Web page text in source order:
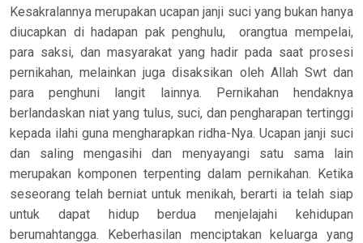
Kesakralannya merupakan ucapan janji suci yang bukan hanya
diucapkan di hadapan pak penghulu, orangtua mempelai,
para saksi, dan masyarakat yang hadir pada saat prosesi
pernikahan, melainkan juga disaksikan oleh Allah Swt dan
para penghuni langit lainnya. Pernikahan hendaknya
berlandaskan niat yang tulus, suci, dan pengharapan tertinggi
kepada ilahi guna mengharapkan ridha-Nya. Ucapan janji suci
dan saling mengasihi dan menyayangi satu sama lain
merupakan komponen terpenting dalam pernikahan. Ketika
seseorang telah berniat untuk menikah, berarti ia telah siap
untuk dapat hidup berdua menjelajahi kehidupan
berumahtangga. Keberhasilan menciptakan keluarga yang